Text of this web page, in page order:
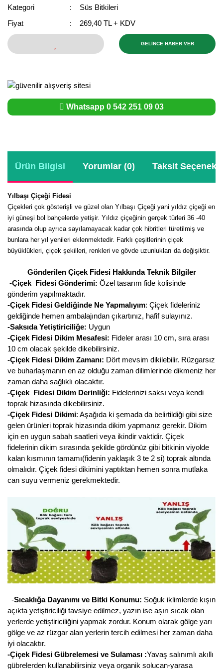
Kategori
Süs Bitkileri
Fiyat
269,40 TL + KDV
GELİNCE HABER VER
Whatsapp 0 542 251 09 03
Ürün Bilgisi Yorumlar (0) Taksit
Yılbaşı Çiçeği Fidesi
Çiçekleri çok gösterişli ve güzel olan Yılbaşı Çiçeği yani yıldız çiçeği en
iyi güneşi bol bahçelerde yetişir. Yıldız çiçeğinin gerçek türleri 36 -40
arasında olup ayrıca sayılamayacak kadar çok hibritleri türetilmiş ve
bunlara her yıl yenileri eklenmektedir. Farklı çeşitlerinin çiçek
büyüklükleri, çiçek şekilleri, renkleri ve gövde uzunlukları da değişiktir.
Gönderilen Çiçek Fidesi Hakkında Teknik Bilgiler
-Çiçek Fidesi Gönderimi: Özel tasarım fide kolisinde
gönderim yapılmaktadır.
-Çiçek Fidesi Geldiğinde Ne Yapmalıyım: Çiçek fideleriniz
geldiğinde hemen ambalajından çıkartınız, hafif sulayınız.
-Saksıda Yetiştiriciliğe: Uygun
-Çiçek Fidesi Dikim Mesafesi: Fideler arası 10 cm, sıra arası
10 cm olacak şekilde dikebilirsiniz.
-Çiçek Fidesi Dikim Zamanı: Dört mevsim dikilebilir. Rüzgarsız
ve buharlaşmanın en az olduğu zaman dilimlerinde dikmeniz her
zaman daha sağlıklı olacaktır.
-Çiçek Fidesi Dikim Derinliği: Fidelerinizi saksı veya kendi
toprak hizasında dikebilirsiniz.
-Çiçek Fidesi Dikimi: Aşağıda ki şemada da belirtildiği gibi size
gelen ürünleri toprak hizasında dikim yapmanız gerekir. Dikim
için en uygun sabah saatleri veya ikindir vaktidir. Çiçek
fidelerinin dikim sırasında şekilde gördünüz gibi bitkinin viyolde
kalan kısmının tamamı(fidenin yaklaşık 3 te 2 si) toprak altında
olmalıdır. Çiçek fidesi dikimini yaptıktan hemen sonra mutlaka
can suyu vermeniz gerekmektedir.
-Sıcaklığa Dayanımı ve Bitki Konumu: Soğuk iklimlerde kışın
açıkta yetiştiriciliği tavsiye edilmez, yazın ise aşırı sıcak olan
yerlerde yetiştiriciliğini yapmak zordur. Konum olarak gölge yarı
gölge ve az rüzgar alan yerlerin tercih edilmesi her zaman daha
iyi olacaktır.
-Çiçek Fidesi Gübrelemesi ve Sulaması :Yavaş salınımlı akıllı
gübrelerden kullanabilirsiniz veya organik solucan-yarasa
Goji Berry Fidanı
Kapari Gebre Otu Fidanı
Kestane Fidanı
Kivi Fidanı
Kızılcık Fidanı
Kocayemiş Fidanı
Liçi Fidanı
Longan Fidanı
Malta Eriği Fidanı
Mango Fidanı
Melez Meyveler
Murt Fidanı
Muşmula Fidanı
Muz Fidanı
Nadir Çeşit Meyveler
Nar Fidanı
Nektarin Fidanı
Papaya Fidanı
Pepino Fidanı
Pitaya Fidanı
Şeftali Fidanı
Trabzon Hurması Fidanı
Üzüm Fidanı
Vişne Fidanı